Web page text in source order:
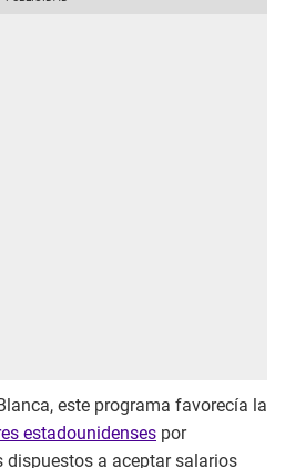
este programa favorecía la
estadounidenses por
dispuestos a aceptar salarios